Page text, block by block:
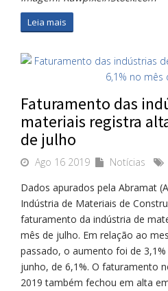
Leia mais
Faturamento das
materiais registra
de julho
Ago 16 2019
Notícias
Dados apurados pela Abramat
Indústria de Materiais de
faturamento da indústria de
mês de julho. Em relação ao
passado, o aumento foi de
junho, de 6,1%. O faturamento
2019 também fechou em alta